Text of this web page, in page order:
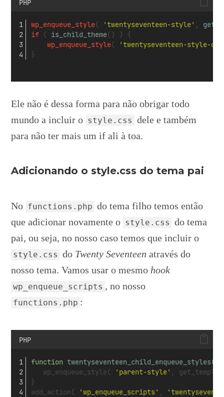
PHP
wp_enqueue_style( 'twentyseventeen-style'
if ( is_child_theme() ) {
wp_enqueue_style(
'twentyseventeen-style-
}
Ele não é dessa forma para não obrigar todo
mundo a incluir o style.css dele e também
para não ter mais um if ali à toa.
Adicionando o style.css do tema pai
No functions.php do tema filho temos então
que adicionar novamente o style.css do tema
pai, ou seja, no nosso caso temos que incluir o
style.css do Twenty Seventeen através do
nosso tema. Vamos usar o mesmo hook
wp_enqueue_scripts , no nosso
functions.php :
PHP
function twentyseventeen_child_enqueue_styles()
   wp_enqueue_style(
'parent-style'
,
}
add_action(
'wp_enqueue_scripts'